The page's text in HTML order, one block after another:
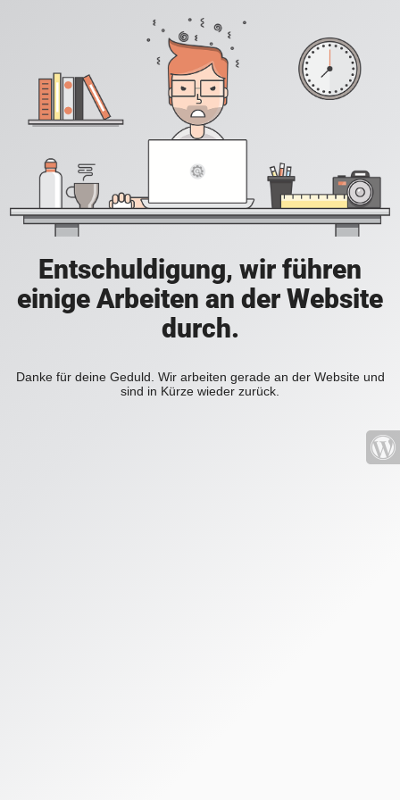
Entschuldigung, wir führen
einige Arbeiten an der Website
durch.
Danke für deine Geduld. Wir arbeiten gerade an der Website und
sind in Kürze wieder zurück.